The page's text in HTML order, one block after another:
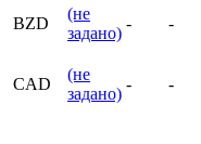
BZD
(не
задано)
- -
CAD
(не
задано)
- -